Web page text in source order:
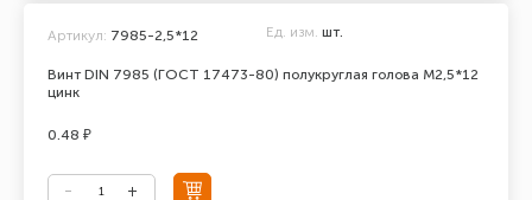
Винт DIN 7985 (ГОСТ 17473-80) полукруглая голова М2,5*12
цинк
Артикул: 7985-2,5*12 Ед. изм. шт.
0.48 ₽